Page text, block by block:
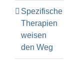
Spezifische
Therapien
weisen
den Weg